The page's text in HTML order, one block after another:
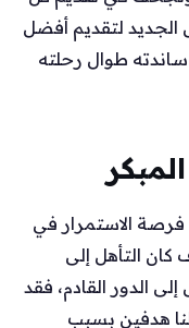
الجديد لتقديم أفضل
طوال رحلته
الاستمرار في
التأهل إلى
إلى الدور القادم، فقد
هدفين بسبب